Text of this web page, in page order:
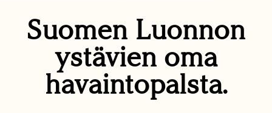
Suomen Luonnon
ystävien oma
havaintopalsta.